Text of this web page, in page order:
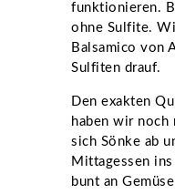
funktionieren.
ohne Sulfite.
Balsamico von
Sulfiten drauf.
Den exakten
haben wir noch
sich Sönke ab
Mittagessen
bunt an